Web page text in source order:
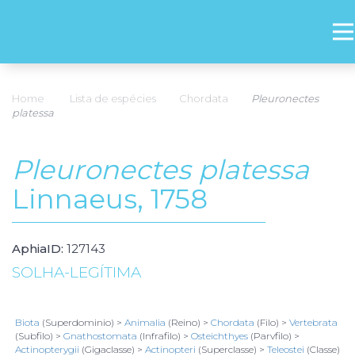
Home Lista de espécies Chordata
Pleuronectes
platessa
Pleuronectes platessa
Linnaeus, 1758
AphiaID: 127143
SOLHA-LEGÍTIMA
Biota (Superdominio) > Animalia (Reino) > Chordata (Filo) > Vertebrata
(Subfilo) > Gnathostomata (Infrafilo) > Osteichthyes(Parvfilo) >
Actinopterygii (Gigaclasse) > Actinopteri (Superclasse) > Teleostei (Classe)